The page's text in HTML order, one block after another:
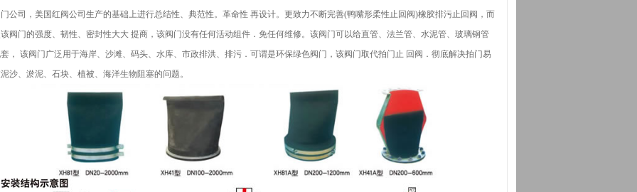
公司，美国红阀公司生产的基础上进行总结性、典范性。革命性 再设计。更致力不断完善(鸭嘴形柔性止回阀)橡胶排污止回阀，而
阀门的强度、韧性、密封性大大 提商，该阀门没有任何活动组件．免任何维修。该阀门可以给直管、法兰管、水泥管、玻璃钢管
， 该阀门广泛用于海岸、沙滩、码头、水库、市政排洪、排污．可谓是环保绿色阀门，该阀门取代拍门止 回阀．彻底解决拍门易
沙、淤泥、石块、植被、海洋生物阻塞的问题。